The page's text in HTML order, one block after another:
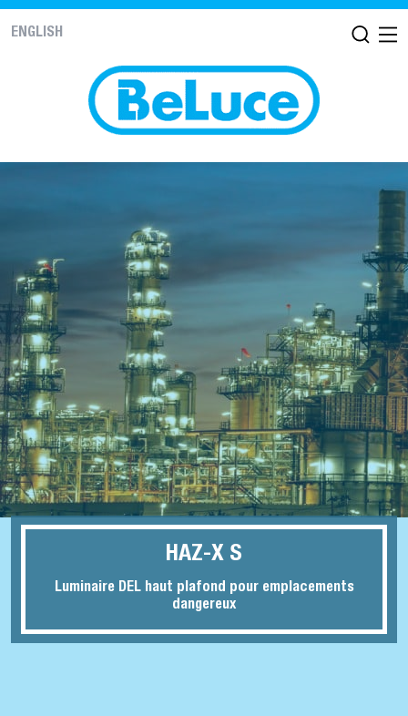
ENGLISH
HAZ-X S
Luminaire DEL haut plafond pour emplacements
dangereux